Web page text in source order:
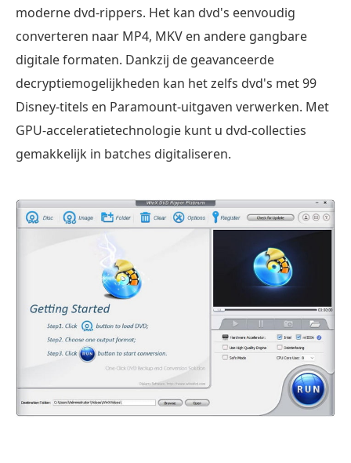
moderne dvd-rippers. Het kan dvd's eenvoudig
converteren naar MP4, MKV en andere gangbare
digitale formaten. Dankzij de geavanceerde
decryptiemogelijkheden kan het zelfs dvd's met 99
Disney-titels en Paramount-uitgaven verwerken. Met
GPU-acceleratietechnologie kunt u dvd-collecties
gemakkelijk in batches digitaliseren.